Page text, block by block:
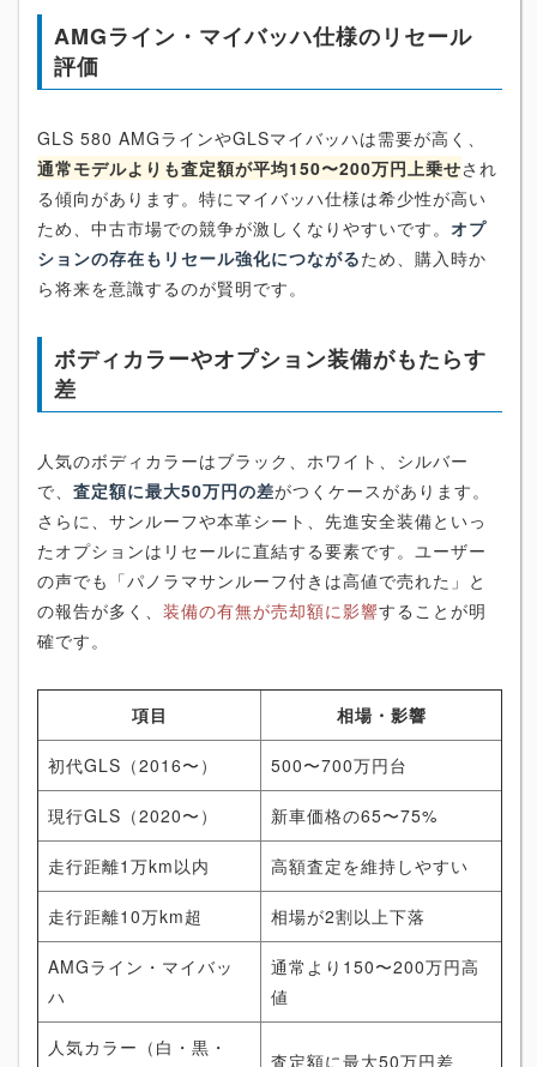
AMGライン・マイバッハ仕様のリセール
評価
GLS 580 AMGラインやGLSマイバッハは需要が高く、
通常モデルよりも査定額が平均150〜200万円上乗せされ
る傾向があります。特にマイバッハ仕様は希少性が高い
ため、中古市場での競争が激しくなりやすいです。 オプ
ションの存在もリセール強化につながるため、購入時か
ら将来を意識するのが賢明です。
ボディカラーやオプション装備がもたらす
差
人気のボディカラーはブラック、ホワイト、シルバー
で、 査定額に最大50万円の差がつくケースがあります。
さらに、サンルーフや本革シート、先進安全装備といっ
たオプションはリセールに直結する要素です。ユーザー
の声でも「パノラマサンルーフ付きは高値で売れた」と
の報告が多く、 装備の有無が売却額に影響することが明
確です。
項目 相場・影響
初代GLS（2016〜） 500〜700万円台
現行GLS（2020〜） 新車価格の65〜75%
走行距離1万km以内 高額査定を維持しやすい
走行距離10万km超 相場が2割以上下落
AMGライン・マイバッ
ハ
通常より150〜200万円高
値
人気カラー（白・黒・
査定額に最大50万円差